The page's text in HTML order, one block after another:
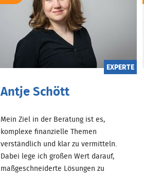
EXPERTE
Antje Schött
Mein Ziel in der Beratung ist es,
komplexe finanzielle Themen
verständlich und klar zu vermitteln.
Dabei lege ich großen Wert darauf,
maßgeschneiderte Lösungen zu